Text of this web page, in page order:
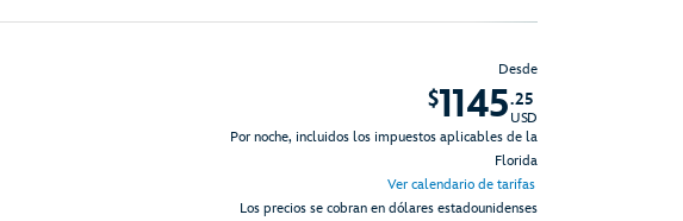
Desde
$1145.25
USD
Por noche, incluidos los impuestos aplicables de la
Florida
Ver calendario de tarifas
Los precios se cobran en dólares estadounidenses